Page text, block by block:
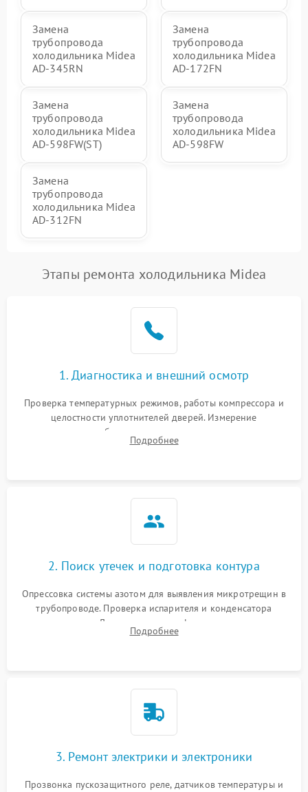
Замена
трубопровода
холодильника Midea
AD-345RN
Замена
трубопровода
холодильника Midea
AD-172FN
Замена
трубопровода
холодильника Midea
AD-598FW(ST)
Замена
трубопровода
холодильника Midea
AD-598FW
Замена
трубопровода
холодильника Midea
AD-312FN
Этапы ремонта холодильника Midea
1. Диагностика и внешний осмотр
Проверка температурных режимов, работы компрессора и
целостности уплотнителей дверей. Измерение
сопротивления обмоток мотора, проверка термостата и
считывание кодов ошибок с электронного дисплея.
Подробнее
2. Поиск утечек и подготовка контура
Опрессовка системы азотом для выявления микротрещин в
трубопроводе. Проверка испарителя и конденсатора
течеискателем. Демонтаж старого фильтра-осушителя и
продувка капиллярной трубки для устранения засоров.
Подробнее
3. Ремонт электрики и электроники
Прозвонка пускозащитного реле, датчиков температуры и